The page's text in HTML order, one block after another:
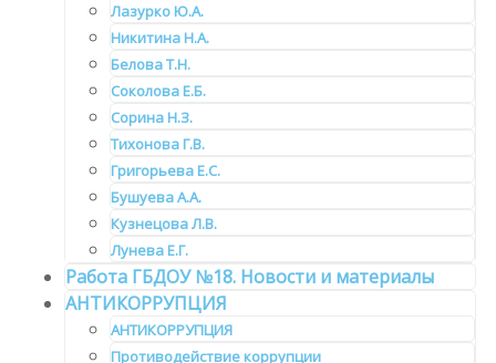
Лазурко Ю.А.
Никитина Н.А.
Белова Т.Н.
Соколова Е.Б.
Сорина Н.З.
Тихонова Г.В.
Григорьева Е.С.
Бушуева А.А.
Кузнецова Л.В.
Лунева Е.Г.
Работа ГБДОУ №18. Новости и материалы
АНТИКОРРУПЦИЯ
АНТИКОРРУПЦИЯ
Противодействие коррупции